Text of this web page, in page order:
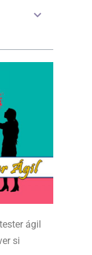
ágil
si